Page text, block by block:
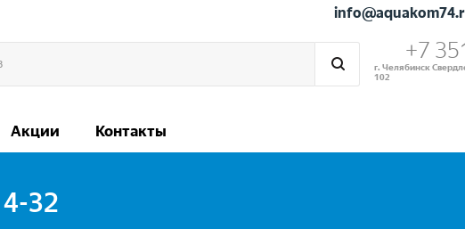
+7
г. Челябинск
102
Акции Контакты
32